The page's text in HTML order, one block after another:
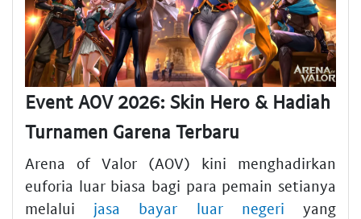
Event AOV 2026: Skin Hero & Hadiah
Turnamen Garena Terbaru
Arena of Valor (AOV) kini menghadirkan
euforia luar biasa bagi para pemain setianya
melalui jasa bayar luar negeri yang